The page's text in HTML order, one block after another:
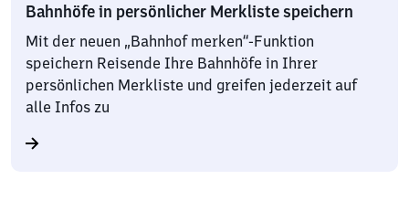
Bahnhöfe in persönlicher Merkliste speichern
Mit der neuen „Bahnhof merken“-Funktion
speichern Reisende Ihre Bahnhöfe in Ihrer
persönlichen Merkliste und greifen jederzeit auf
alle Infos zu